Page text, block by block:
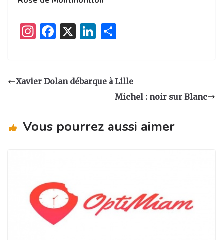
I
a
m
F
e
o
X
Li
e
g
er
Xavier Dolan débarque à Lille
Michel : noir sur Blanc
Vous pourrez aussi aimer